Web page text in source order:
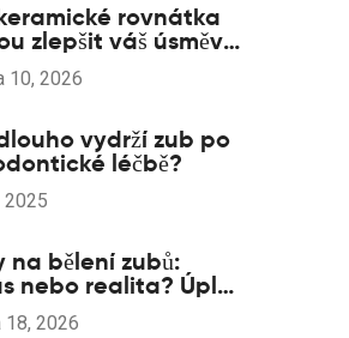
rovnátka
zlepšit váš úsměv:
výhodami a
léčby
10, 2026
vydrží zub po
léčbě?
2025
na bělení zubů:
nebo realita? Úplný
pro rok 2026
18, 2026